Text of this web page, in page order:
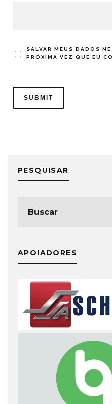
SALVAR MEUS DADOS
PRÓXIMA VEZ QUE EU
PESQUISAR
APOIADORES